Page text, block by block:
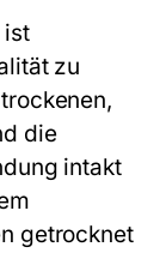
ist
zu
die
intakt
getrocknet